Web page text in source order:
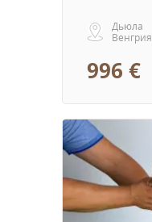
Дьюла
Венгрия
996 €